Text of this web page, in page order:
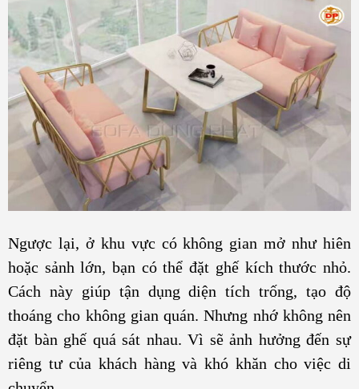
Ngược lại, ở khu vực có không gian mở như hiên
hoặc sảnh lớn, bạn có thể đặt ghế kích thước nhỏ.
Cách này giúp tận dụng diện tích trống, tạo độ
thoáng cho không gian quán. Nhưng nhớ không nên
đặt bàn ghế quá sát nhau. Vì sẽ ảnh hưởng đến sự
riêng tư của khách hàng và khó khăn cho việc di